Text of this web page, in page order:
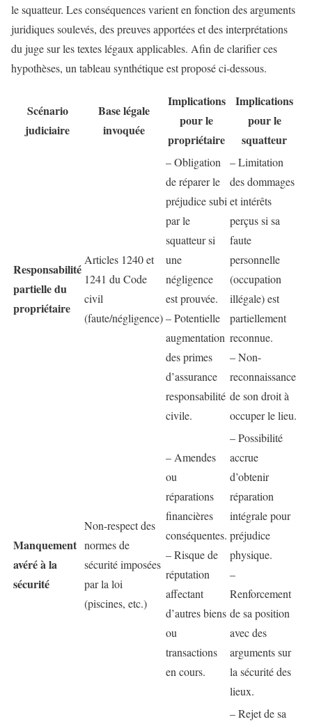
le squatteur. Les conséquences varient en fonction des arguments
juridiques soulevés, des preuves apportées et des interprétations
du juge sur les textes légaux applicables. Afin de clarifier ces
hypothèses, un tableau synthétique est proposé ci-dessous.
Scénario
judiciaire
Base légale
invoquée
Implications
pour le
propriétaire
Implications
pour le
squatteur
Responsabilité
partielle du
propriétaire
Articles 1240 et
1241 du Code
civil
(faute/négligence)
– Obligation
de réparer le
préjudice subi
par le
squatteur si
une
négligence
est prouvée.
– Potentielle
augmentation
des primes
d’assurance
responsabilité
civile.
– Limitation
des dommages
et intérêts
perçus si sa
faute
personnelle
(occupation
illégale) est
partiellement
reconnue.
– Non-
reconnaissance
de son droit à
occuper le lieu.
Manquement
avéré à la
sécurité
Non-respect des
normes de
sécurité imposées
par la loi
(piscines, etc.)
– Amendes
ou
réparations
financières
conséquentes.
– Risque de
réputation
affectant
d’autres biens
ou
transactions
en cours.
– Possibilité
accrue
d’obtenir
réparation
intégrale pour
préjudice
physique.
–
Renforcement
de sa position
avec des
arguments sur
la sécurité des
lieux.
– Rejet de sa